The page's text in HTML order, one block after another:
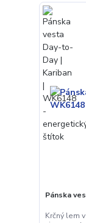
Pánska
Krčný lem